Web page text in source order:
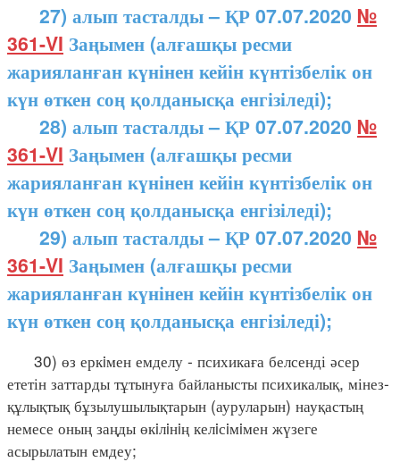
27) алып тасталды – ҚР 07.07.2020 №
361-VI Заңымен (алғашқы ресми
жарияланған күнінен кейін күнтізбелік он
күн өткен соң қолданысқа енгізіледі);
28) алып тасталды – ҚР 07.07.2020 №
361-VI Заңымен (алғашқы ресми
жарияланған күнінен кейін күнтізбелік он
күн өткен соң қолданысқа енгізіледі);
29) алып тасталды – ҚР 07.07.2020 №
361-VI Заңымен (алғашқы ресми
жарияланған күнінен кейін күнтізбелік он
күн өткен соң қолданысқа енгізіледі);
30) өз еркiмен емделу - психикаға белсенді әсер
ететін заттарды тұтынуға байланысты психикалық, мінез-
құлықтық бұзылушылықтарын (ауруларын) науқастың
немесе оның заңды өкiлiнiң келiсiмiмен жүзеге
асырылатын емдеу;